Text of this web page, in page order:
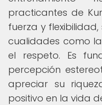
practicantes de
fuerza y
cualidades como
el respeto. Es
percepción
apreciar su
positivo en la vida